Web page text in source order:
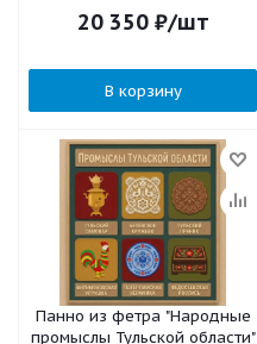
20 350₽/шт
В корзину
Панно из фетра "Народные
промыслы Тульской области"